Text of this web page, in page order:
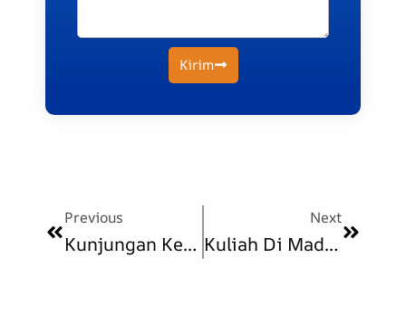
Kirim
Prev
Previous
Kunjungan Kepala Dinas Tenaga Kerja KUKM Kota Madiun Ke Polindo Madiun
Next
Kuliah Di Madiun? Polindo Madiun Jawabannya!
Next